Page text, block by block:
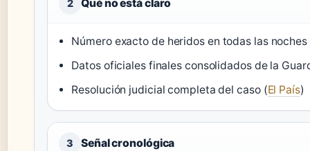
2 Qué no está claro
Número exacto de heridos en todas las
Datos oficiales finales consolidados de la
Resolución judicial completa del caso (El País)
3 Señal cronológica